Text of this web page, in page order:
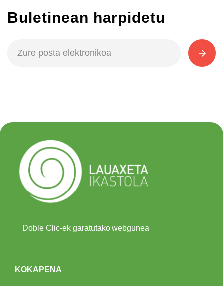
Buletinean harpidetu
Doble Clic-ek garatutako webgunea
KOKAPENA